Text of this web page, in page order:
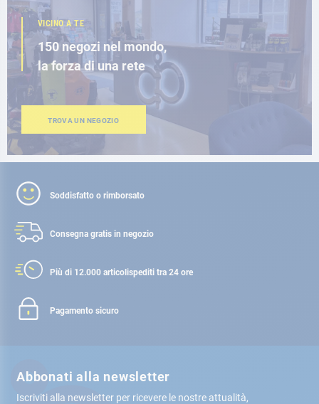
VICINO A TE
150 negozi nel mondo,
la forza di una rete
TROVA UN NEGOZIO
Soddisfatto o rimborsato
Consegna gratis in negozio
Più di 12.000 articolispediti tra 24 ore
Pagamento sicuro
Abbonati alla newsletter
Iscriviti alla newsletter per ricevere le nostre attualità,